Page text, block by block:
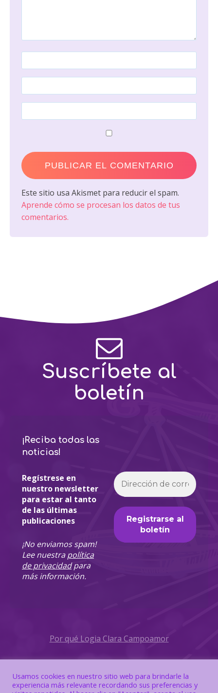
Este sitio usa Akismet para reducir el spam.
Aprende cómo se procesan los datos de tus
comentarios.
Suscríbete al
boletín
¡Reciba todas las
noticias!
Regístrese en
nuestro newsletter
para estar al tanto
de las últimas
publicaciones
¡No enviamos spam!
Lee nuestrapolítica
de privacidadpara
más información.
Por qué Logia Clara Campoamor
Política de Privacidad
Política de Cookies
Usamos cookies en nuestro sitio web para brindarle la
experiencia más relevante recordando sus preferencias y